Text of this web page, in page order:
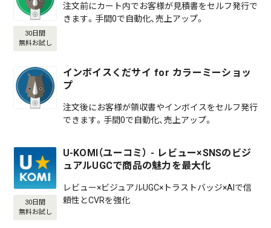
30日間
無料お試し
注文前にカート内でお客様が見積書をセルフ発行で
きます。手間0で自動化、売上アップ。
インボイスくだサイ for カラーミーショッ
プ
注文後にお客様が領収書やインボイスをセルフ発行
できます。手間0で自動化、売上アップ。
30日間
無料お試し
U-KOMI（ユーコミ） - レビュー×SNSのビジ
ュアルUGCで商品の魅力を最大化
レビュー×ビジュアルUGC×トラストバッジ×AIで信
頼性とCVRを強化